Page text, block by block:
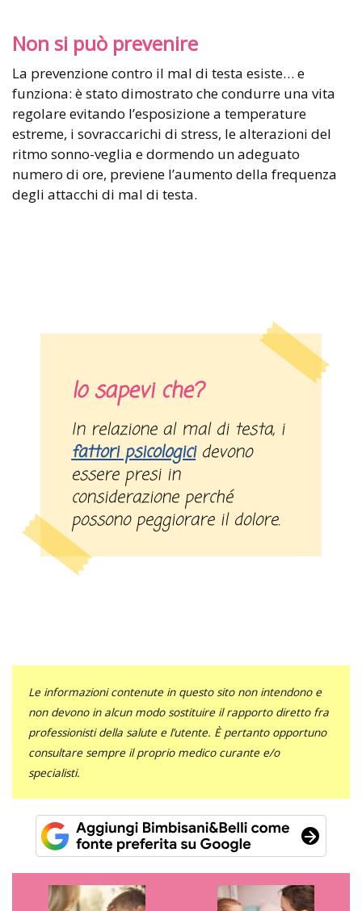
Non si può prevenire
La prevenzione contro il mal di testa esiste… e
funziona: è stato dimostrato che condurre una vita
regolare evitando l’esposizione a temperature
estreme, i sovraccarichi di stress, le alterazioni del
ritmo sonno-veglia e dormendo un adeguato
numero di ore, previene l’aumento della frequenza
degli attacchi di mal di testa.
lo sapevi che?
In relazione al mal di testa, i
fattori psicologicidevono
essere presi in
considerazione perché
possono peggiorare il dolore.
Le informazioni contenute in questo sito non intendono e
non devono in alcun modo sostituire il rapporto diretto fra
professionisti della salute e l’utente. È pertanto opportuno
consultare sempre il proprio medico curante e/o
specialisti.